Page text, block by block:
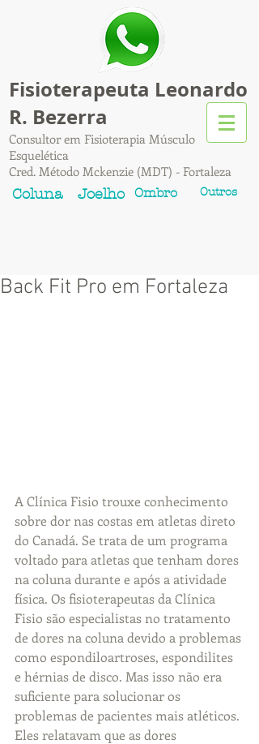
Fisioterapeuta Leonardo
R. Bezerra
Consultor em Fisioterapia Músculo
Esquelética
Cred. Método Mckenzie (MDT) - Fortaleza
Coluna Joelho Ombro Outros
Back Fit Pro em Fortaleza
A Clínica Fisio trouxe conhecimento
sobre dor nas costas em atletas direto
do Canadá. Se trata de um programa
voltado para atletas que tenham dores
na coluna durante e após a atividade
física. Os fisioterapeutas da Clínica
Fisio são especialistas no tratamento
de dores na coluna devido a problemas
como espondiloartroses, espondilites
e hérnias de disco. Mas isso não era
suficiente para solucionar os
problemas de pacientes mais atléticos.
Eles relatavam que as dores